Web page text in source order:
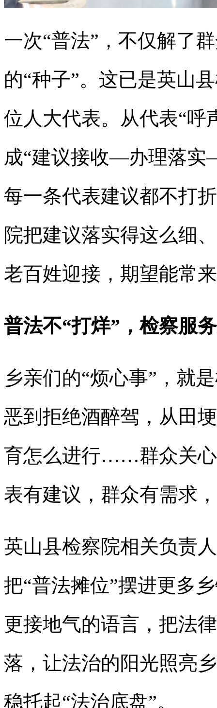
一次“普法”，不仅解了
的“种子”。这已是英山
位人大代表。从代表“呼
成“建议接收—办理落实
每一条代表建议都不打
院把建议落实得这么细
老百姓迎接，期望能常
普法不“打烊”，检察服
乡亲们的“烦心事”，就
恶到拒绝酒醉驾，从田
育怎么进行……群众关心
表有建议，群众有需求
英山县检察院相关负责
把“普法摊位”摆进更多
更接地气的语言，把法
落，让法治的阳光照亮
稳托起“法治底盘”。